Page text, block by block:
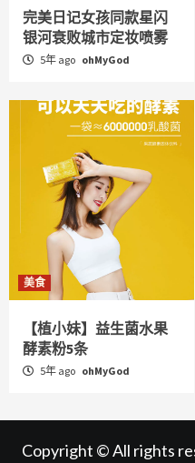
完美日记女孩同款星闪
银河衰败城市定妆喷雾
5年 ago ohMyGod
美食
【植小妹】益生菌水果
酵素粉5条
5年 ago ohMyGod
Copyright © All rights